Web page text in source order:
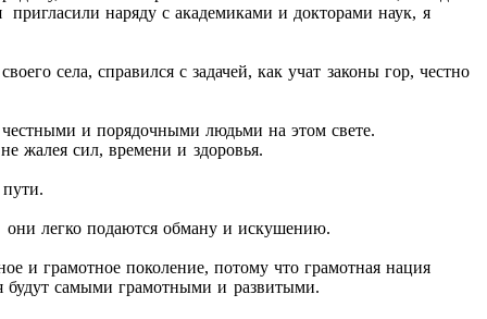
наряду с академиками и докторами наук, я
села, справился с задачей, как учат законы гор, честно
и порядочными людьми на этом свете.
жалея сил, времени и здоровья.
легко подаются обману и искушению.
и грамотное поколение, потому что грамотная нация
будут самыми грамотными и развитыми.